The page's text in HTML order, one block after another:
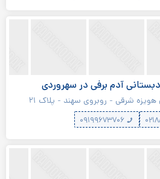
آدم برفی در سهروردی
شرقی - روبروی سهند - پلاک ۲۱